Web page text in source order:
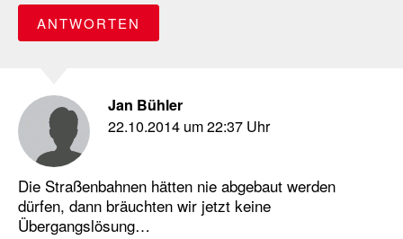
ANTWORTEN
Jan Bühler
22.10.2014 um 22:37 Uhr
Die Straßenbahnen hätten nie abgebaut werden
dürfen, dann bräuchten wir jetzt keine
Übergangslösung…